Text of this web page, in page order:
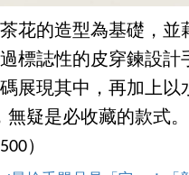
花的造型為基礎，並
標誌性的皮穿鍊設計
展現其中，再加上以
無疑是必收藏的款式
）